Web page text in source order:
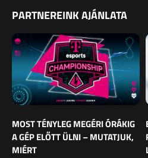
PARTNEREINK AJÁNLATA
MOST TÉNYLEG MEGÉRI ÓRÁKIG
A GÉP ELŐTT ÜLNI – MUTATJUK,
MIÉRT